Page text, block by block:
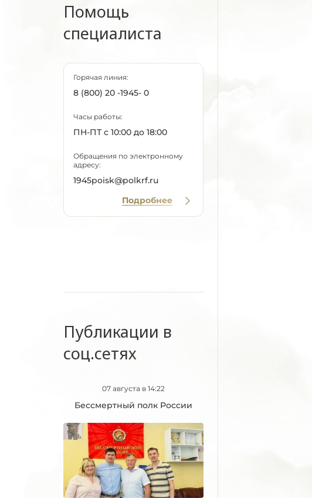
Помощь
специалиста
Горячая линия:
8 (800) 20 -1945- 0
Часы работы:
ПН-ПТ с 10:00 до 18:00
Обращения по электронному
адресу:
1945poisk@polkrf.ru
Подробнее
Публикации в
соц.сетях
07 августа в 14:22
Бессмертный полк России